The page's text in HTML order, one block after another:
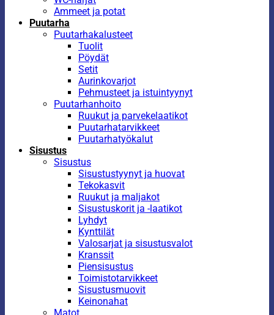
Ammeet ja potat
Puutarha
Puutarhakalusteet
Tuolit
Pöydät
Setit
Aurinkovarjot
Pehmusteet ja istuintyynyt
Puutarhanhoito
Ruukut ja parvekelaatikot
Puutarhatarvikkeet
Puutarhatyökalut
Sisustus
Sisustus
Sisustustyynyt ja huovat
Tekokasvit
Ruukut ja maljakot
Sisustuskorit ja -laatikot
Lyhdyt
Kynttilät
Valosarjat ja sisustusvalot
Kranssit
Piensisustus
Toimistotarvikkeet
Sisustusmuovit
Keinonahat